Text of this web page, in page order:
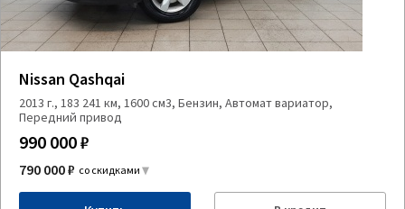
Nissan Qashqai
2013 г., 183 241 км, 1600 см3, Бензин, Автомат вариатор,
Передний привод
990 000 ₽
790 000 ₽ со скидками